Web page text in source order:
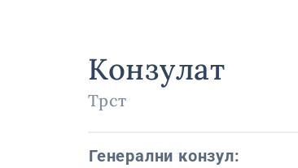
Конзулат
Трст
Генерални конзул: